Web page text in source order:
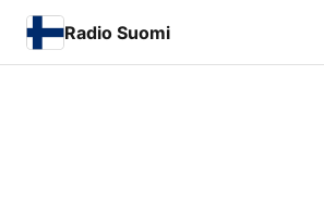
Radio Suomi